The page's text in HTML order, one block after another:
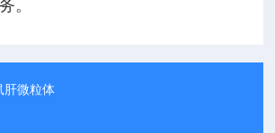
。
肝微粒体